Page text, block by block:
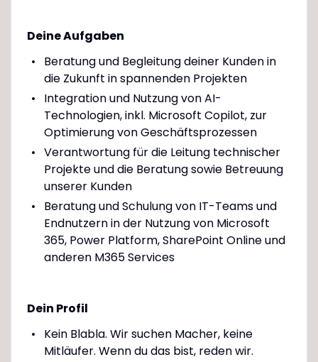
Deine Aufgaben
Beratung und Begleitung deiner Kunden in
die Zukunft in spannenden Projekten
Integration und Nutzung von AI-
Technologien, inkl. Microsoft Copilot, zur
Optimierung von Geschäftsprozessen
Verantwortung für die Leitung technischer
Projekte und die Beratung sowie Betreuung
unserer Kunden
Beratung und Schulung von IT-Teams und
Endnutzern in der Nutzung von Microsoft
365, Power Platform, SharePoint Online und
anderen M365 Services
Dein Profil
Kein Blabla. Wir suchen Macher, keine
Mitläufer. Wenn du das bist, reden wir.